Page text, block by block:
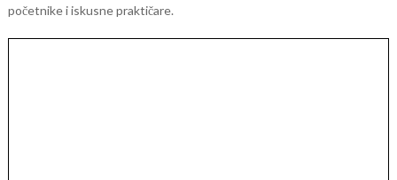
početnike i iskusne praktičare.